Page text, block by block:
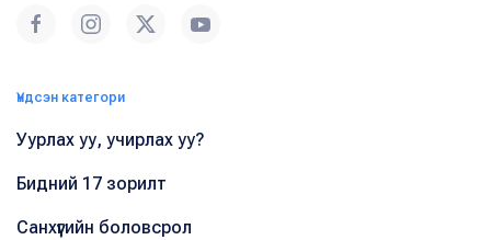
Үндсэн категори
Уурлах уу, учирлах уу?
Бидний 17 зорилт
Санхүүгийн боловсрол